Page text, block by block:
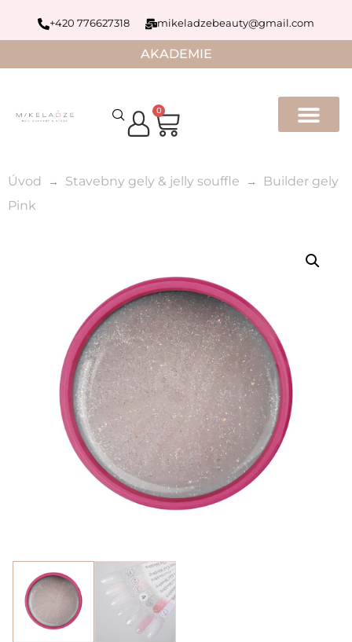
+420 776627318 mikeladzebeauty@gmail.com
AKADEMIE
0
Úvod Stavebny gely & jelly souffle
Builder gely
Pink